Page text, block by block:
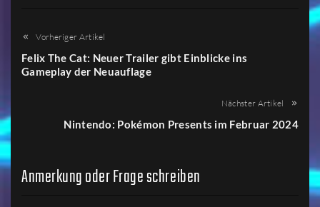
Vorheriger Artikel
Felix The Cat: Neuer Trailer gibt Einblicke ins
Gameplay der Neuauflage
Nächster Artikel
Nintendo: Pokémon Presents im Februar 2024
Anmerkung oder Frage schreiben